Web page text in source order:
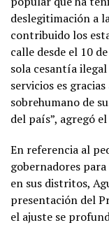
deslegitimación a
contribuido los
calle desde el 10
sola cesantía
servicios es
sobrehumano de
del país”, agregó
En referencia al
gobernadores
en sus distritos,
presentación del
el ajuste se